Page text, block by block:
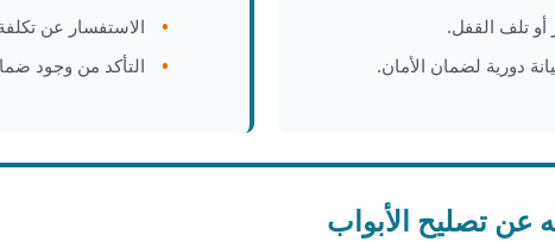
تلف القفل.
دورية لضمان الأمان.
الاستفسار عن
التأكد من وجود
عن تصليح الأبواب